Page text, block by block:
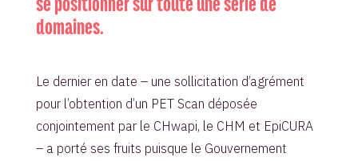
domaines.
Le dernier en date – une sollicitation d’agrément
pour l’obtention d’un PET Scan déposée
conjointement par le CHwapi, le CHM et EpiCURA
– a porté ses fruits puisque le Gouvernement